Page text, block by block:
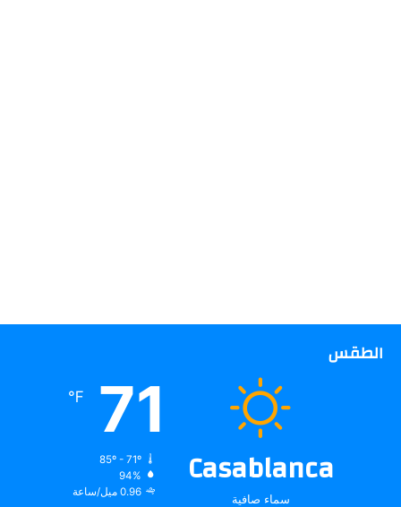
الطقس
Casablanca
سماء صافية
71
℉
85º - 71º
94%
0.96 ميل/ساعة